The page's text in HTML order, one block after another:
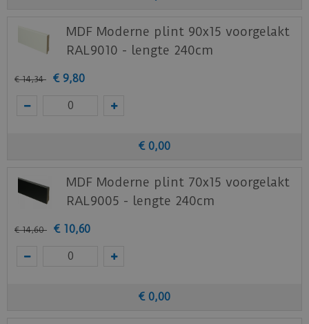
MDF Moderne plint 90x15 voorgelakt
RAL9010 - lengte 240cm
€ 14,34 € 9,80
€ 0,00
MDF Moderne plint 70x15 voorgelakt
RAL9005 - lengte 240cm
€ 14,60 € 10,60
€ 0,00